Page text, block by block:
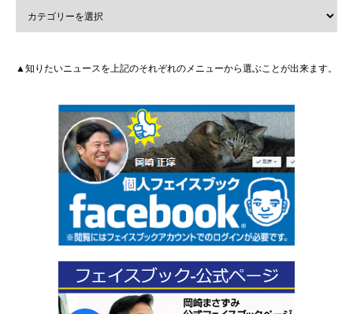
▲知りたいニュースを上記のそれぞれのメニューから選ぶことが出来ます。